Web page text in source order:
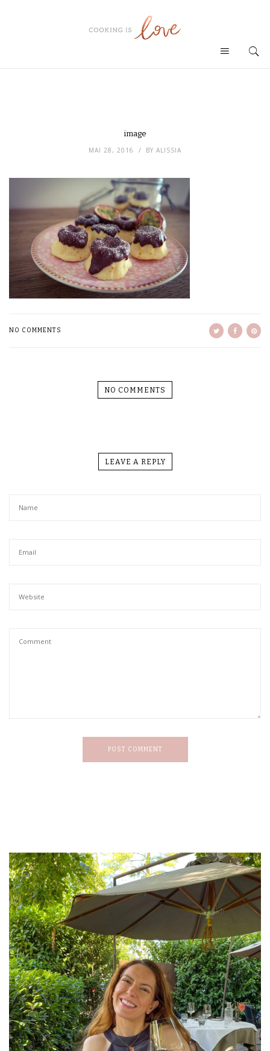
image
MAI 28, 2016 BY ALISSIA
NO COMMENTS
NO COMMENTS
LEAVE A REPLY
POST COMMENT